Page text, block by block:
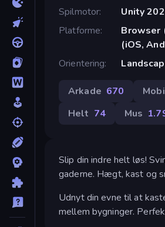
Spilmotor
Unity
Platforme
Browser
(iOS,
Orientering
Arkade 670
Helt 74 Mus
Slip din indre helt løs!
gaderne. Hægt, kast og
Udnyt din evne til at
mellem bygninger.